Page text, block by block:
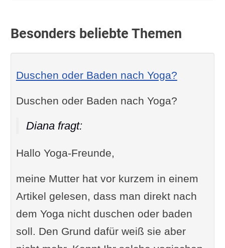
Besonders beliebte Themen
Duschen oder Baden nach Yoga?
Duschen oder Baden nach Yoga?
Diana fragt:
Hallo Yoga-Freunde,
meine Mutter hat vor kurzem in einem
Artikel gelesen, dass man direkt nach
dem Yoga nicht duschen oder baden
soll. Den Grund dafür weiß sie aber